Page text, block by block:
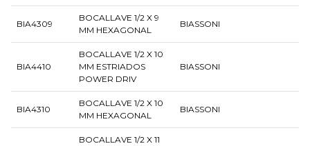
BIA4309
BOCALLAVE 1/2 X 9
MM HEXAGONAL
BIASSONI
BIA4410
BOCALLAVE 1/2 X 10
MM ESTRIADOS
POWER DRIV
BIASSONI
BIA4310
BOCALLAVE 1/2 X 10
MM HEXAGONAL
BIASSONI
BOCALLAVE 1/2 X 11